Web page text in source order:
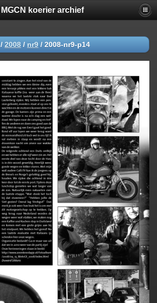
MGCN koerier archief
/ 2008 / nr9 / 2008-nr9-p14